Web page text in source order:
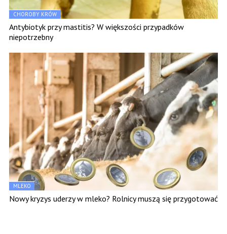
CHOROBY KRÓW
Antybiotyk przy mastitis? W większości przypadków
niepotrzebny
MLEKO
Nowy kryzys uderzy w mleko? Rolnicy muszą się przygotować